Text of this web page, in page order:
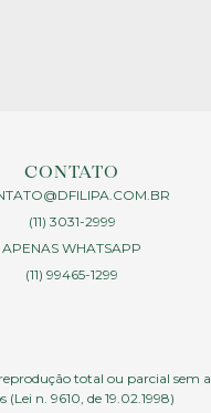
CONTATO
(11) 3031-2999
APENAS WHATSAPP
(11) 99465-1299
total ou parcial sem a
n. 9610, de 19.02.1998)